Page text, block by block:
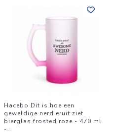
Hacebo Dit is hoe een
geweldige nerd eruit ziet
bierglas frosted roze - 470 ml
-...